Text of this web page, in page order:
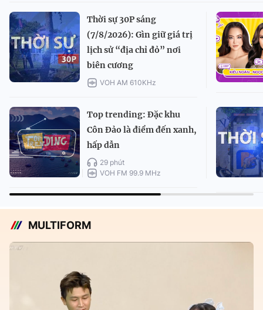
Thời sự 30P sáng
(7/8/2026): Gìn giữ giá trị
lịch sử “địa chỉ đỏ” nơi
biên cương
VOH AM 610KHz
Top trending: Đặc khu
Côn Đảo là điểm đến xanh,
hấp dẫn
29 phút
VOH FM 99.9 MHz
MULTIFORM